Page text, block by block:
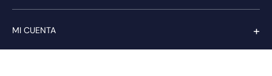
MI CUENTA +